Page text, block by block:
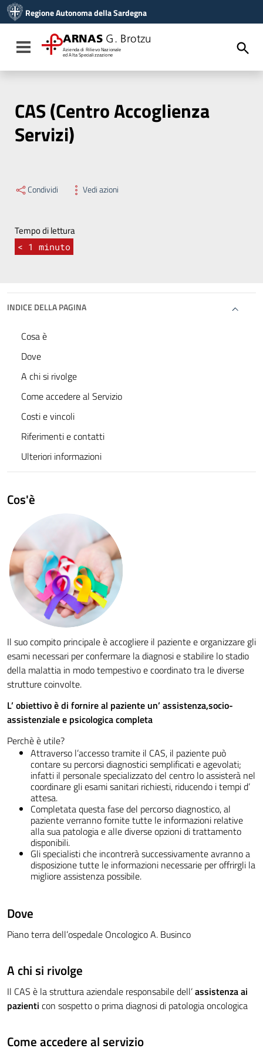
Vai al menu di navigazione
Vai al footer
Regione Autonoma della Sardegna
Toggle navigation
ARNAS G. Brotzu
Azienda di Rilievo Nazionale
ed Alta Specializzazione
CAS (Centro Accoglienza
Servizi)
Condividi Vedi azioni
Tempo di lettura
< 1 minuto
INDICE DELLA PAGINA
Cosa è
Dove
A chi si rivolge
Come accedere al Servizio
Costi e vincoli
Riferimenti e contatti
Ulteriori informazioni
Cos'è
Il suo compito principale è accogliere il paziente e organizzare gli
esami necessari per confermare la diagnosi e stabilire lo stadio
della malattia in modo tempestivo e coordinato tra le diverse
strutture coinvolte.
L’ obiettivo è di fornire al paziente un’ assistenza,socio-
assistenziale e psicologica completa
Perchè è utile?
Attraverso l’accesso tramite il CAS, il paziente può
contare su percorsi diagnostici semplificati e agevolati;
infatti il personale specializzato del centro lo assisterà nel
coordinare gli esami sanitari richiesti, riducendo i tempi d’
attesa.
Completata questa fase del percorso diagnostico, al
paziente verranno fornite tutte le informazioni relative
alla sua patologia e alle diverse opzioni di trattamento
disponibili.
Gli specialisti che incontrerà successivamente avranno a
disposizione tutte le informazioni necessarie per offrirgli la
migliore assistenza possibile.
Dove
Piano terra dell’ospedale Oncologico A. Businco
A chi si rivolge
Il CAS è la struttura aziendale responsabile dell’assistenza ai
pazienti con sospetto o prima diagnosi di patologia oncologica
Come accedere al servizio